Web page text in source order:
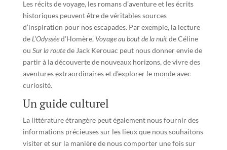
Les récits de voyage, les romans d’aventure et les écrits
historiques peuvent être de véritables sources
d’inspiration pour nos escapades. Par exemple, la lecture
de L’Odysséed’Homère, Voyage au bout de la nuitde Céline
ou Sur la routede Jack Kerouac peut nous donner envie de
partir à la découverte de nouveaux horizons, de vivre des
aventures extraordinaires et d’explorer le monde avec
curiosité.
Un guide culturel
La littérature étrangère peut également nous fournir des
informations précieuses sur les lieux que nous souhaitons
visiter et sur la manière de nous comporter une fois sur